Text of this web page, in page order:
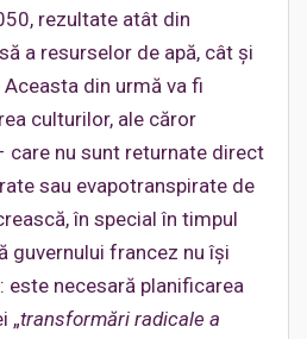
rezultate atât din
a resurselor de apă, cât și
din urmă va fi
culturilor, ale căror
care nu sunt returnate direct
sau evapotranspirate de
în special în timpul
guvernului francez nu își
este necesară planificarea
„transformări radicale a